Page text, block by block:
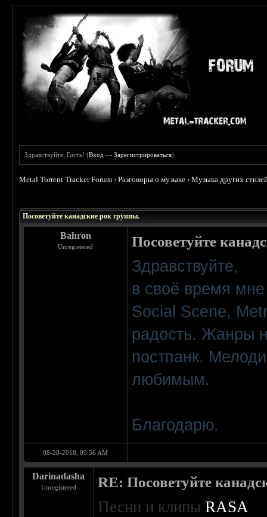
Здравствуйте, Гость! (Вход —Зарегистрироваться)
Metal Torrent Tracker Forum ›Разговоры о музыке ›Музыка других
Посоветуйте канадские рок группы.
Bahron
Unregistered Посоветуйте
Здравствуйте,
в своё время
Social Scene,
радость. Жанры
постпанк.
любимым.
Благодарю.
08-28-2018, 09:56 AM
Darinadasha
Unregistered RE: Посоветуйте
Песни и клипыRASA